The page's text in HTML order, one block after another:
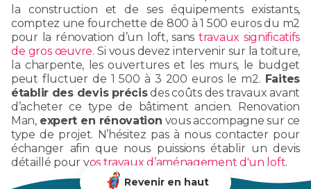
la construction et de ses équipements existants,
comptez une fourchette de 800 à 1 500 euros du m2
pour la rénovation d’un loft, sanstravaux significatifs
de gros œuvre. Si vous devez intervenir sur la toiture,
la charpente, les ouvertures et les murs, le budget
peut fluctuer de 1 500 à 3 200 euros le m2. Faites
établir des devis précisdes coûts des travaux avant
d’acheter ce type de bâtiment ancien. Renovation
Man, expert en rénovation vous accompagne sur ce
type de projet. N’hésitez pas à nous contacter pour
échanger afin que nous puissions établir un devis
détaillé pour vos travaux d’aménagement d'un loft.
Revenir en haut